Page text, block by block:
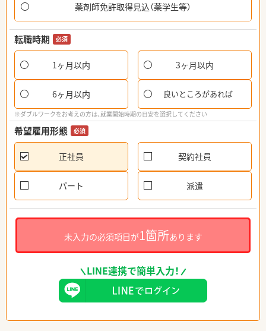
薬剤師免許取得見込（薬学生等）
転職時期 必須
1ヶ月以内 3ヶ月以内
6ヶ月以内 良いところがあれば
※ダブルワークをお考えの方は、就業開始時期の目安を選択してください
希望雇用形態 必須
正社員 契約社員
パート 派遣
未入力の必須項目が1箇所あります
LINE連携で簡単入力！